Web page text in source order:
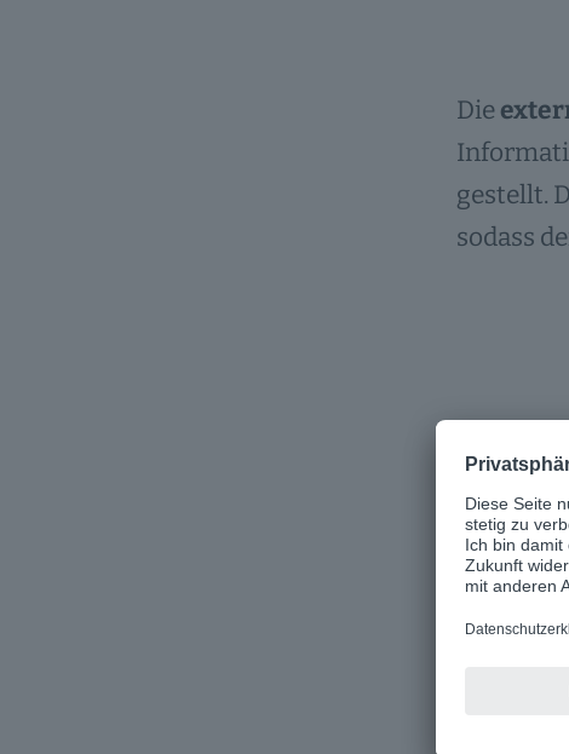
Die
gestellt.
sodass